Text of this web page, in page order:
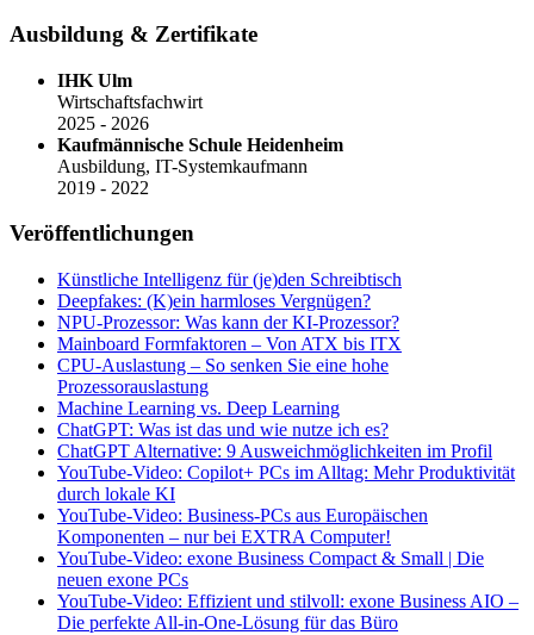
Ausbildung & Zertifikate
IHK Ulm
Wirtschaftsfachwirt
2025 - 2026
Kaufmännische Schule Heidenheim
Ausbildung, IT-Systemkaufmann
2019 - 2022
Veröffentlichungen
Künstliche Intelligenz für (je)den Schreibtisch
Deepfakes: (K)ein harmloses Vergnügen?
NPU-Prozessor: Was kann der KI-Prozessor?
Mainboard Formfaktoren – Von ATX bis ITX
CPU-Auslastung – So senken Sie eine hohe
Prozessorauslastung
Machine Learning vs. Deep Learning
ChatGPT: Was ist das und wie nutze ich es?
ChatGPT Alternative: 9 Ausweichmöglichkeiten im Profil
YouTube-Video: Copilot+ PCs im Alltag: Mehr Produktivität
durch lokale KI
YouTube-Video: Business-PCs aus Europäischen
Komponenten – nur bei EXTRA Computer!
YouTube-Video: exone Business Compact & Small | Die
neuen exone PCs
YouTube-Video: Effizient und stilvoll: exone Business AIO –
Die perfekte All-in-One-Lösung für das Büro